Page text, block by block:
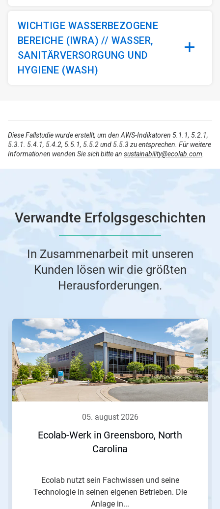
WICHTIGE WASSERBEZOGENE
BEREICHE (IWRA) // WASSER,
SANITÄRVERSORGUNG UND
HYGIENE (WASH)
Diese Fallstudie wurde erstellt, um den AWS-Indikatoren 5.1.1, 5.2.1,
5.3.1. 5.4.1, 5.4.2, 5.5.1, 5.5.2 und 5.5.3 zu entsprechen. Für weitere
Informationen wenden Sie sich bitte an sustainability@ecolab.com
Verwandte Erfolgsgeschichten
In Zusammenarbeit mit unseren
Kunden lösen wir die größten
Herausforderungen.
Dies
Karussell.
Nutzen
Sie
die
Schaltflächen
Weiter
und
navigieren,
05. august 2026
Ecolab-Werk in Greensboro, North
Carolina
Ecolab nutzt sein Fachwissen und seine
Technologie in seinen eigenen Betrieben. Die
Anlage in...